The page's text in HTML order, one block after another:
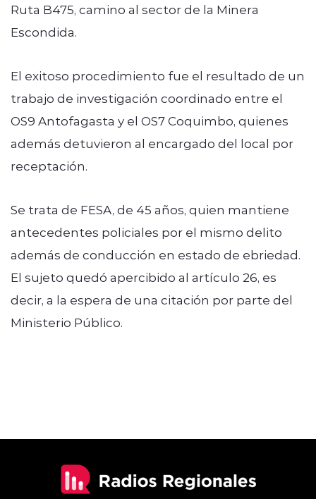
Ruta B475, camino al sector de la Minera
Escondida.
El exitoso procedimiento fue el resultado de un
trabajo de investigación coordinado entre el
OS9 Antofagasta y el OS7 Coquimbo, quienes
además detuvieron al encargado del local por
receptación.
Se trata de FESA, de 45 años, quien mantiene
antecedentes policiales por el mismo delito
además de conducción en estado de ebriedad.
El sujeto quedó apercibido al artículo 26, es
decir, a la espera de una citación por parte del
Ministerio Público.